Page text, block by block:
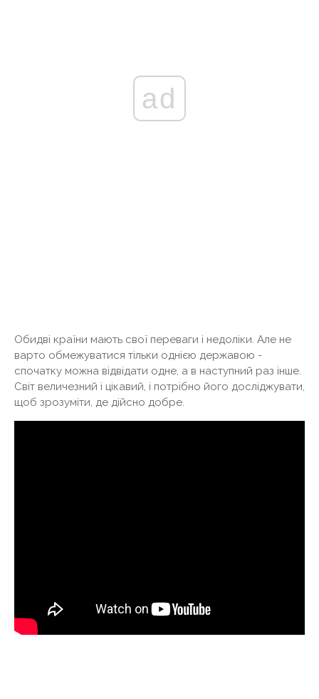
ad
Обидві країни мають свої переваги і недоліки. Але не
варто обмежуватися тільки однією державою -
спочатку можна відвідати одне, а в наступний раз інше.
Світ величезний і цікавий, і потрібно його досліджувати,
щоб зрозуміти, де дійсно добре.